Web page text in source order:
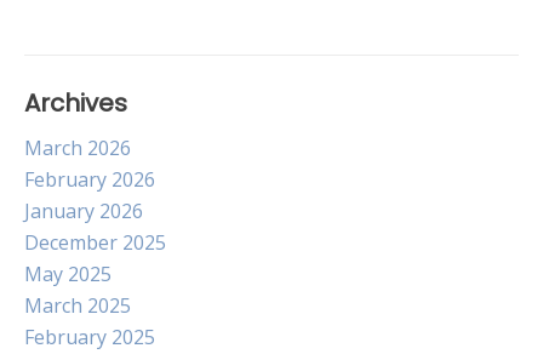
Archives
March 2026
February 2026
January 2026
December 2025
May 2025
March 2025
February 2025